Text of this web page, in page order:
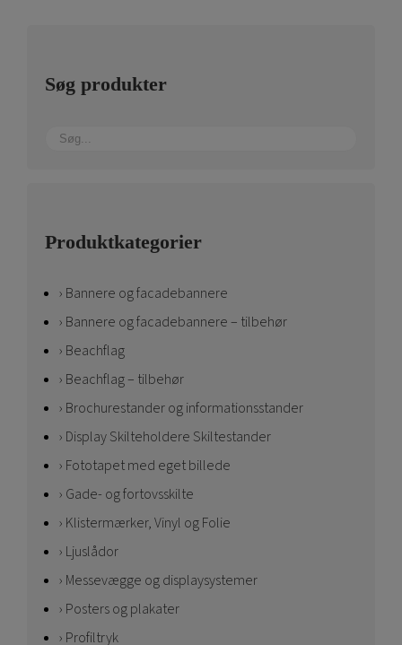
Søg produkter
Produktkategorier
Bannere og facadebannere
Bannere og facadebannere – tilbehør
Beachflag
Beachflag – tilbehør
Brochurestander og informationsstander
Display Skilteholdere Skiltestander
Fototapet med eget billede
Gade- og fortovsskilte
Klistermærker, Vinyl og Folie
Ljuslådor
Messevægge og displaysystemer
Posters og plakater
Profiltryk